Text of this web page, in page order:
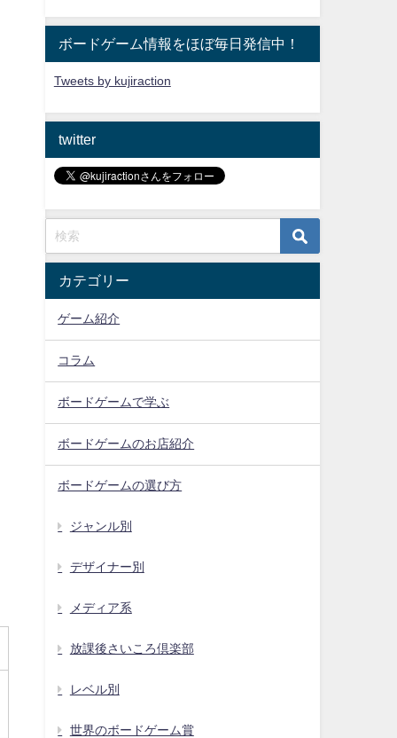
ボードゲーム情報をほぼ毎日発信中！
Tweets by kujiraction
twitter
カテゴリー
ゲーム紹介
コラム
ボードゲームで学ぶ
ボードゲームのお店紹介
ボードゲームの選び方
ジャンル別
デザイナー別
メディア系
放課後さいころ倶楽部
レベル別
世界のボードゲーム賞